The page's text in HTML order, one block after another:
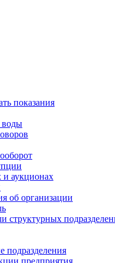
показания
воды
и аукционах
об организации
структурных
подразделения
предприятия